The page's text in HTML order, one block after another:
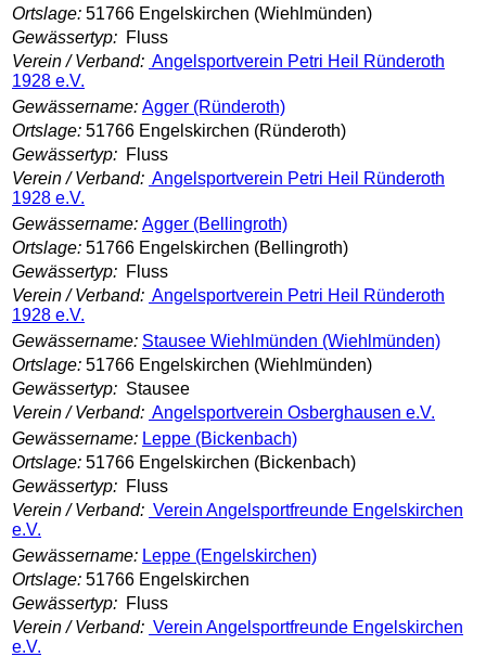
Ortslage: 51766 Engelskirchen (Wiehlmünden)
Gewässertyp: Fluss
Verein / Verband: Angelsportverein Petri Heil Ründeroth
1928 e.V.
Gewässername: Agger (Ründeroth)
Ortslage: 51766 Engelskirchen (Ründeroth)
Gewässertyp: Fluss
Verein / Verband: Angelsportverein Petri Heil Ründeroth
1928 e.V.
Gewässername: Agger (Bellingroth)
Ortslage: 51766 Engelskirchen (Bellingroth)
Gewässertyp: Fluss
Verein / Verband: Angelsportverein Petri Heil Ründeroth
1928 e.V.
Gewässername: Stausee Wiehlmünden (Wiehlmünden)
Ortslage: 51766 Engelskirchen (Wiehlmünden)
Gewässertyp: Stausee
Verein / Verband: Angelsportverein Osberghausen e.V.
Gewässername: Leppe (Bickenbach)
Ortslage: 51766 Engelskirchen (Bickenbach)
Gewässertyp: Fluss
Verein / Verband: Verein Angelsportfreunde Engelskirchen
e.V.
Gewässername: Leppe (Engelskirchen)
Ortslage: 51766 Engelskirchen
Gewässertyp: Fluss
Verein / Verband: Verein Angelsportfreunde Engelskirchen
e.V.